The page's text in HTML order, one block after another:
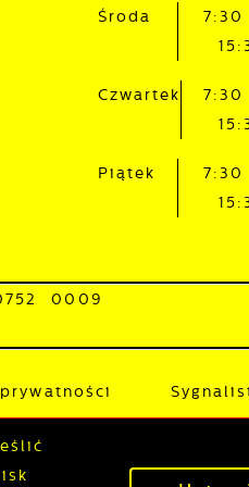
Środa
Czwartek
Piątek
0009